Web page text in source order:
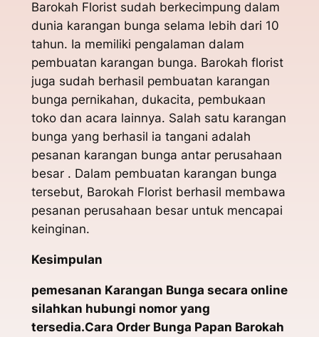
Barokah Florist sudah berkecimpung dalam
dunia karangan bunga selama lebih dari 10
tahun. Ia memiliki pengalaman dalam
pembuatan karangan bunga. Barokah florist
juga sudah berhasil pembuatan karangan
bunga pernikahan, dukacita, pembukaan
toko dan acara lainnya. Salah satu karangan
bunga yang berhasil ia tangani adalah
pesanan karangan bunga antar perusahaan
besar . Dalam pembuatan karangan bunga
tersebut, Barokah Florist berhasil membawa
pesanan perusahaan besar untuk mencapai
keinginan.
Kesimpulan
pemesanan Karangan Bunga secara online
silahkan hubungi nomor yang
tersedia.Cara Order Bunga Papan Barokah